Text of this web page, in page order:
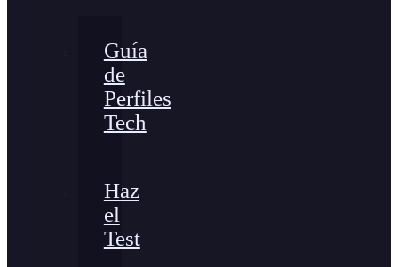
Guía
de
Perfiles
Tech
Haz
el
Test